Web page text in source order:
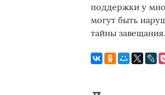
поддержки у
могут быть
тайны завещания.